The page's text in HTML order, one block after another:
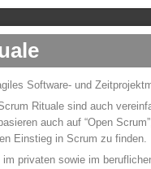
Software- und
Rituale sind auch
auch auf “Open
Einstieg in Scrum zu finden.
privaten sowie im